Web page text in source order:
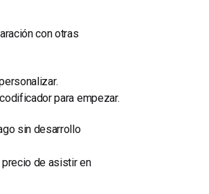
con otras
para empezar.
sin desarrollo
precio de asistir en